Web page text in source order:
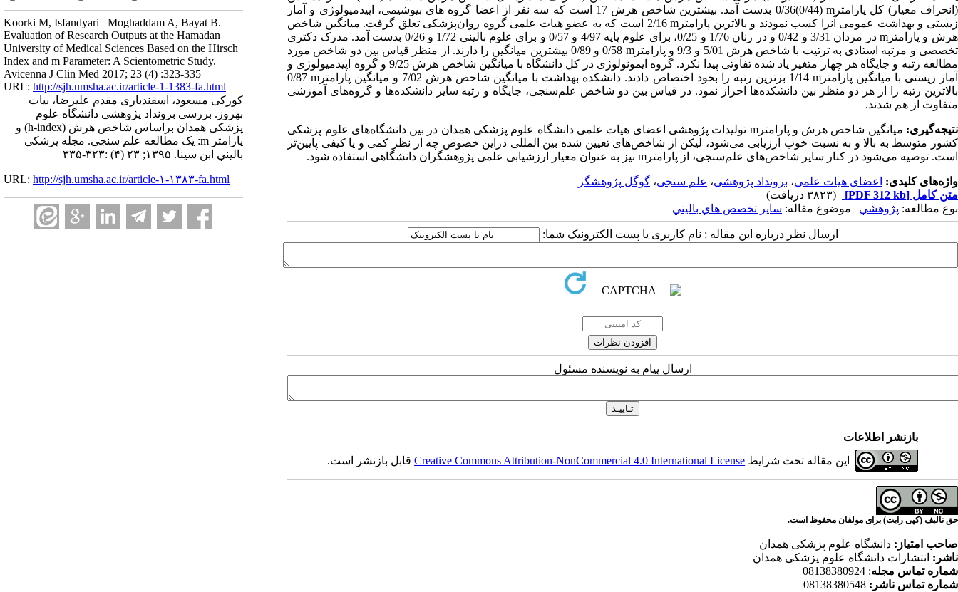
Koorki M, Isfandyari –Moghaddam A, Bayat B.
Evaluation of Research Outputs at the Hamadan
University of Medical Sciences Based on the Hirsch
Index and m Parameter: A Scientometric Study.
Avicenna J Clin Med 2017; 23 (4) :323-335
URL: http://sjh.umsha.ac.ir/article-1-1383-fa.html
کورکی مسعود، اسفندیاری مقدم علیرضا، بیات
بهروز. بررسی برونداد پژوهشی دانشگاه علوم
پزشکی همدان براساس شاخص هرش (h-index) و
پارامتر m: یک مطالعه علم سنجی. مجله پزشكي
باليني ابن سينا. ۱۳۹۵; ۲۳ (۴) :۳۲۳-۳۳۵
URL: http://sjh.umsha.ac.ir/article-۱-۱۳۸۳-fa.html
(انحراف معیار) کل پارامتر m
(0/44)0/36 بدست آمد. بیشترین شاخص هرش 17 است که سه نفر از اعضا گروه های بیوشیمی، اپیدمیولوژی و آمار
زیستی و بهداشت عمومی آنرا کسب نمودند و بالاترین پارامتر m2/16 است که به عضو هیات علمی گروه روان
پزشکی تعلق گرفت. میانگین شاخص
هرش و پارامتر m
در مردان 3/31 و 0/42 و در زنان 1/76 و 0/25، برای علوم پایه 4/97 و 0/57 و برای علوم بالینی 1/72 و 0/26 بدست آمد. مدرک دکتری
تخصصی و مرتبه استادی به ترتیب با شاخص هرش 5/01 و 9/3 و پارامتر
m
0/58 و 0/89 بیشترین میانگین را دارند. از منظر قیاس بین دو شاخص مورد
مطالعه رتبه و جایگاه هر چهار متغیر یاد شده تفاوتی پیدا نکرد. گروه ایمونولوژی در کل دانشگاه با میانگین شاخص هرش 9/25 و گروه اپیدمیولوژی و
آمار زیستی با میانگین پارامترm 1/14 برترین رتبه را بخود اختصاص دادند. دانشکده بهداشت با میانگین شاخص هرش 7/02 و میانگین پارامتر m
0/87
بالاترین رتبه را از هر دو منظر بین دانشکدهها احراز نمود. در قیاس بین دو شاخص علمسنجی، جایگاه و رتبه سایر دانشکدهها و گروههای آموزشی
متفاوت از هم شدند.
نتیجهگیری: میانگین شاخص هرش و پارامترm تولیدات پژوهشی اعضای هیات علمی دانشگاه علوم پزشکی همدان در بین دانشگاههای علوم پزشکی
کشور متوسط به بالا و به نسبت خوب ارزیابی میشود، لیکن از شاخصهای تعیین شده بین المللی دراین خصوص چه از نظر کمی و یا کیفی پایینتر
است. توصیه میشود در کنار سایر شاخصهای علمسنجی، از پارامتر m نیز به عنوان معیار ارزشیابی علمی پژوهشگران دانشگاهی استفاده شود.
واژه‌های کلیدی: اعضای هیات علمی، برونداد پژوهشی، علم سنجی، گوگل پژوهشگر
متن کامل [PDF 312 kb]
(۳۸۲۳ دریافت)
نوع مطالعه: پژوهشي | موضوع مقاله: سایر تخصص هاي باليني
ارسال نظر درباره این مقاله : نام کاربری یا پست الکترونیک شما:
ارسال پیام به نویسنده مسئول
بازنشر اطلاعات
این مقاله تحت شرایط Creative Commons Attribution-NonCommercial 4.0 International Licenseقابل بازنشر است.
حق تالیف (کپی رایت) برای مولفان محفوظ است.
صاحب امتیاز: دانشگاه علوم پزشکی همدان
ناشر: انتشارات دانشگاه علوم پزشکی همدان
شماره تماس مجله: 08138380924
شماره تماس ناشر: